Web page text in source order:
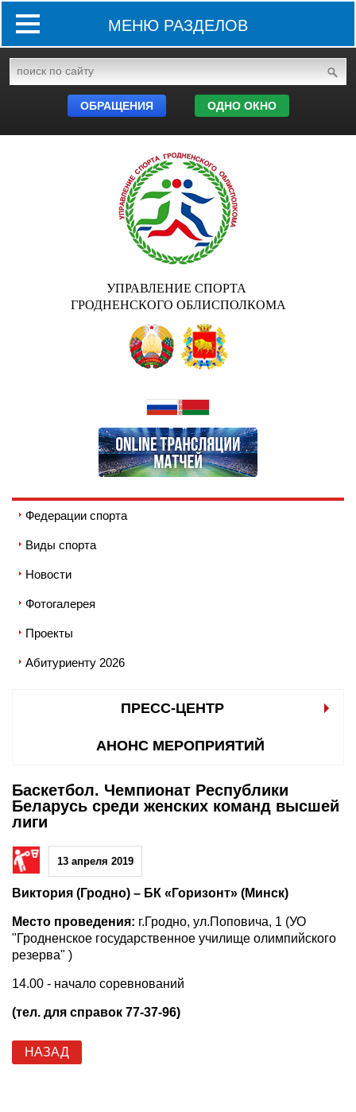
МЕНЮ РАЗДЕЛОВ
ОБРАЩЕНИЯ ОДНО ОКНО
УПРАВЛЕНИЕ СПОРТА
ГРОДНЕНСКОГО ОБЛИСПОЛКОМА
Федерации спорта
Виды спорта
Новости
Фотогалерея
Проекты
Абитуриенту 2026
ПРЕСС-ЦЕНТР
АНОНС МЕРОПРИЯТИЙ
Баскетбол. Чемпионат Республики
Беларусь среди женских команд высшей
лиги
13 апреля 2019
Виктория (Гродно) – БК «Горизонт» (Минск)
Место проведения: г.Гродно, ул.Поповича, 1 (УО
"Гродненское государственное училище олимпийского
резерва" )
14.00 - начало соревнований
(тел. для справок 77-37-96)
НАЗАД